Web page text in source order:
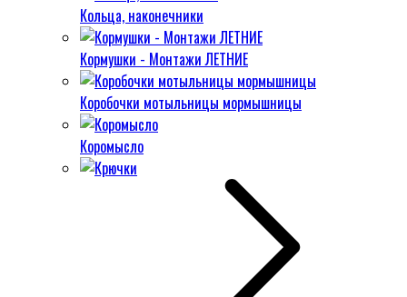
Кольца, наконечники
Кормушки - Монтажи ЛЕТНИЕ
Коробочки мотыльницы мормышницы
Коромысло